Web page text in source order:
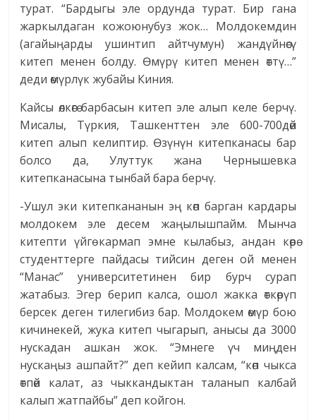
турат. “Бардыгы эле ордунда турат. Бир гана
жаркылдаган кожоюнубуз жок… Молдокемдин
(агайыңарды ушинтип айтчумун) жандүйнөсү
китеп менен болду. Өмүрү китеп менен өттү…”
деди өмүрлүк жубайы Киния.
Кайсы өлкөгө барбасын китеп эле алып келе берчү.
Мисалы, Түркия, Ташкенттен эле 600-700дөй
китеп алып келиптир. Өзүнүн китепканасы бар
болсо да, Улуттук жана Чернышевка
китепканасына тынбай бара берчү.
-Ушул эки китепкананын эң көп барган кардары
молдокем эле десем жаңылышпайм. Мынча
китепти үйгө кармап эмне кылабыз, андан көрө
студенттерге пайдасы тийсин деген ой менен
“Манас” университетинен бир бурч сурап
жатабыз. Эгер берип калса, ошол жакка өткөрүп
берсек деген тилегибиз бар. Молдокем өмүр бою
кичинекей, жука китеп чыгарып, анысы да 3000
нускадан ашкан жок. “Эмнеге үч миңден
нускаңыз ашпайт?” деп кейип калсам, “көп чыкса
өтпөй калат, аз чыккандыктан таланып калбай
калып жатпайбы” деп койгон.